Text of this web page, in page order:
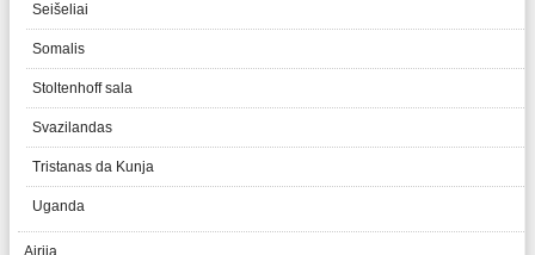
Seišeliai
Somalis
Stoltenhoff sala
Svazilandas
Tristanas da Kunja
Uganda
Airija